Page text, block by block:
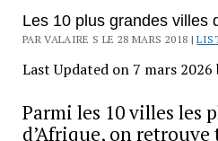
Les 10 plus grandes villes
PAR VALAIRE S LE 28 MARS 2018 |
Last Updated on 7 mars 2026
Parmi les 10 villes les
d’Afrique, on